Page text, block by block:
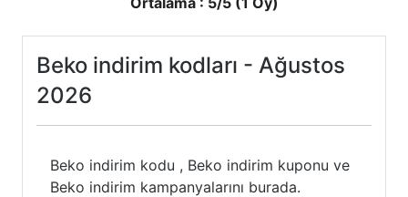
Beko indirim kodları - Ağustos
2026
Beko indirim kodu , Beko indirim kuponu ve
Beko indirim kampanyalarını burada.